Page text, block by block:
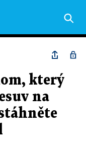
který
na